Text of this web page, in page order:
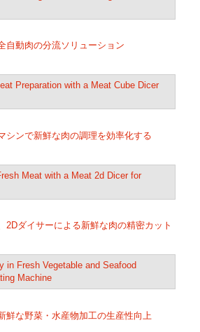
自動肉の分流ソリューション
シンで新鮮な肉の調理を効率化する
2Dダイサーによる新鮮な肉の精密カット
鮮な野菜・水産物加工の生産性向上